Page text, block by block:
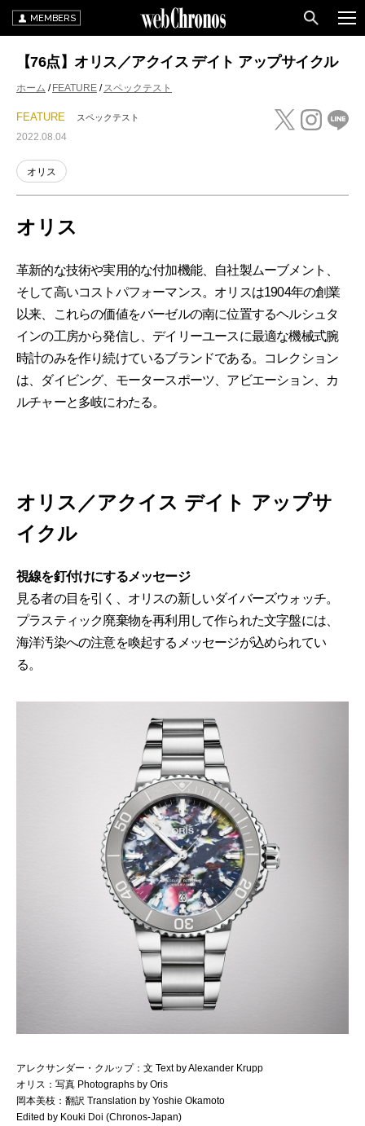
MEMBERS
【76点】オリス／アクイス デイト アップサイクル
ホーム FEATURE スペックテスト
FEATURE スペックテスト
2022.08.04
オリス
オリス
革新的な技術や実用的な付加機能、自社製ムーブメント、
そして高いコストパフォーマンス。オリスは1904年の創業
以来、これらの価値をバーゼルの南に位置するヘルシュタ
インの工房から発信し、デイリーユースに最適な機械式腕
時計のみを作り続けているブランドである。コレクション
は、ダイビング、モータースポーツ、アビエーション、カ
ルチャーと多岐にわたる。
オリス／アクイス デイト アップサ
イクル
視線を釘付けにするメッセージ
見る者の目を引く、オリスの新しいダイバーズウォッチ。
プラスティック廃棄物を再利用して作られた文字盤には、
海洋汚染への注意を喚起するメッセージが込められてい
る。
アレクサンダー・クルップ：文 Text by Alexander Krupp
オリス：写真 Photographs by Oris
岡本美枝：翻訳 Translation by Yoshie Okamoto
Edited by Kouki Doi (Chronos-Japan)